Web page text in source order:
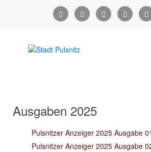
Ausgaben 2025
Pulsnitzer Anzeiger 2025 Ausgabe 01
Pulsnitzer Anzeiger 2025 Ausgabe